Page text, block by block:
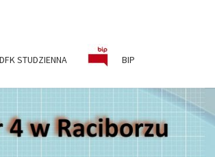
STUDZIENNA BIP